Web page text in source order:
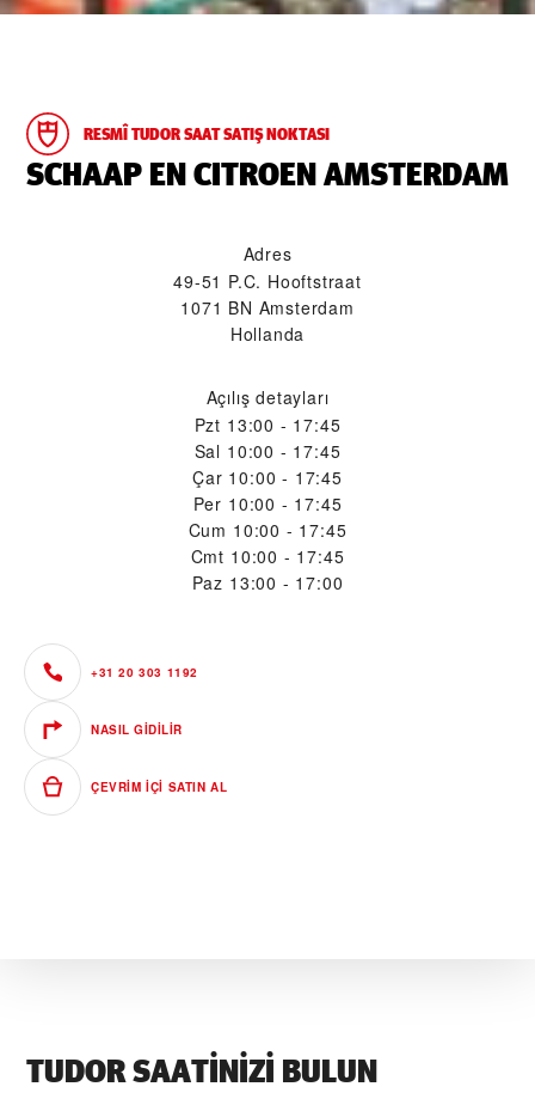
RESMÎ TUDOR SAAT SATIŞ NOKTASI
‭SCHAAP EN CITROEN AMSTERDAM‬
Adres
49-51 P.C. Hooftstraat
1071 BN Amsterdam
Hollanda
Açılış detayları
Pzt 13:00 - 17:45
Sal 10:00 - 17:45
Çar 10:00 - 17:45
Per 10:00 - 17:45
Cum 10:00 - 17:45
Cmt 10:00 - 17:45
Paz 13:00 - 17:00
+31 20 303 1192
NASIL GIDILIR
ÇEVRIM IÇI SATIN AL
TUDOR SAATINIZI BULUN